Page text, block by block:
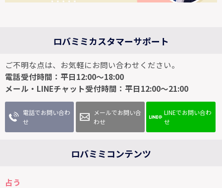
ロバミミカスタマーサポート
ご不明な点は、お気軽にお問い合わせください。
電話受付時間：平日12:00～18:00
メール・LINEチャット受付時間：平日12:00～21:00
電話でお問い合わ
せ
メールでお問い合
わせ
LINEでお問い合わ
せ
ロバミミコンテンツ
占う